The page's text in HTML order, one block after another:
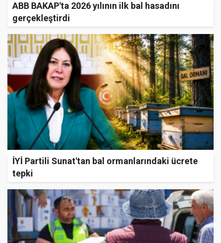
ABB BAKAP'ta 2026 yılının ilk bal hasadını
gerçekleştirdi
İYİ Partili Sunat'tan bal ormanlarındaki ücrete
tepki